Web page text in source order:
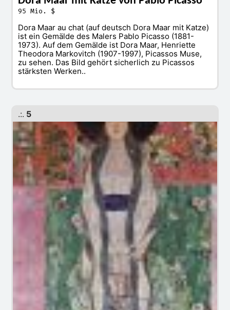
95 Mio. $
Dora Maar au chat (auf deutsch Dora Maar mit Katze)
ist ein Gemälde des Malers Pablo Picasso (1881-
1973). Auf dem Gemälde ist Dora Maar, Henriette
Theodora Markovitch (1907-1997), Picassos Muse,
zu sehen. Das Bild gehört sicherlich zu Picassos
stärksten Werken..
.:. 5